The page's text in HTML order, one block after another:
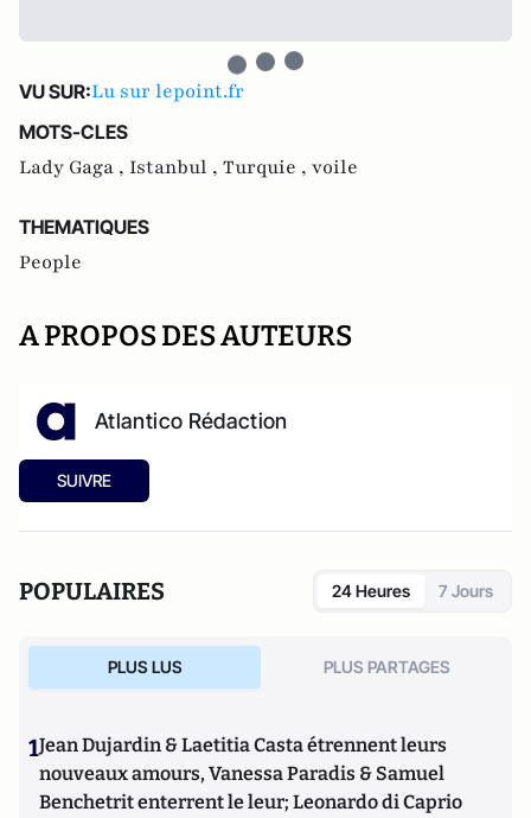
VU SUR:Lu sur lepoint.fr
MOTS-CLES
Lady Gaga , Istanbul , Turquie , voile
THEMATIQUES
People
A PROPOS DES AUTEURS
Atlantico Rédaction
SUIVRE
POPULAIRES 24 Heures 7 Jours
PLUS LUS PLUS PARTAGES
1Jean Dujardin & Laetitia Casta étrennent leurs
nouveaux amours, Vanessa Paradis & Samuel
Benchetrit enterrent le leur; Leonardo di Caprio